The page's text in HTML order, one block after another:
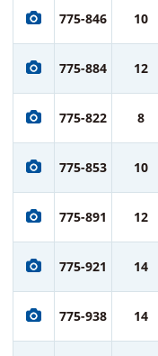
775-846 10
775-884 12
775-822 8
775-853 10
775-891 12
775-921 14
775-938 14